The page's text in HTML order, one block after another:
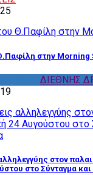
στην Morning
ΔΙΕΘΝΗΣ
στον
στο Σύνταγμα